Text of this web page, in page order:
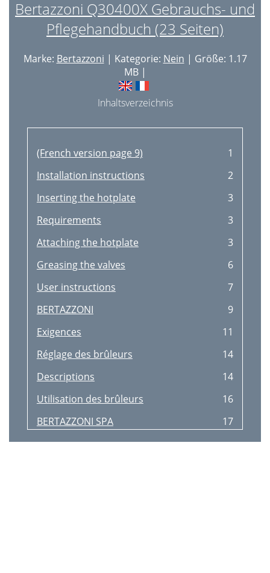
Bertazzoni Q30400X Gebrauchs- und
Pflegehandbuch (23 Seiten)
Marke: Bertazzoni | Kategorie: Nein | Größe: 1.17
MB |
Inhaltsverzeichnis
(French version page 9)
1
Installation instructions
2
Inserting the hotplate
3
Requirements
3
Attaching the hotplate
3
Greasing the valves
6
User instructions
7
BERTAZZONI
9
Exigences
11
Réglage des brûleurs
14
Descriptions
14
Utilisation des brûleurs
16
BERTAZZONI SPA
17
Fig.15
20